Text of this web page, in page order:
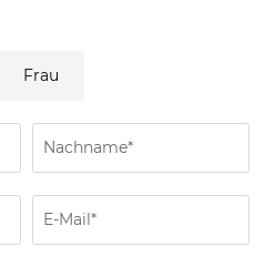
Frau
Nachname*
E-Mail*